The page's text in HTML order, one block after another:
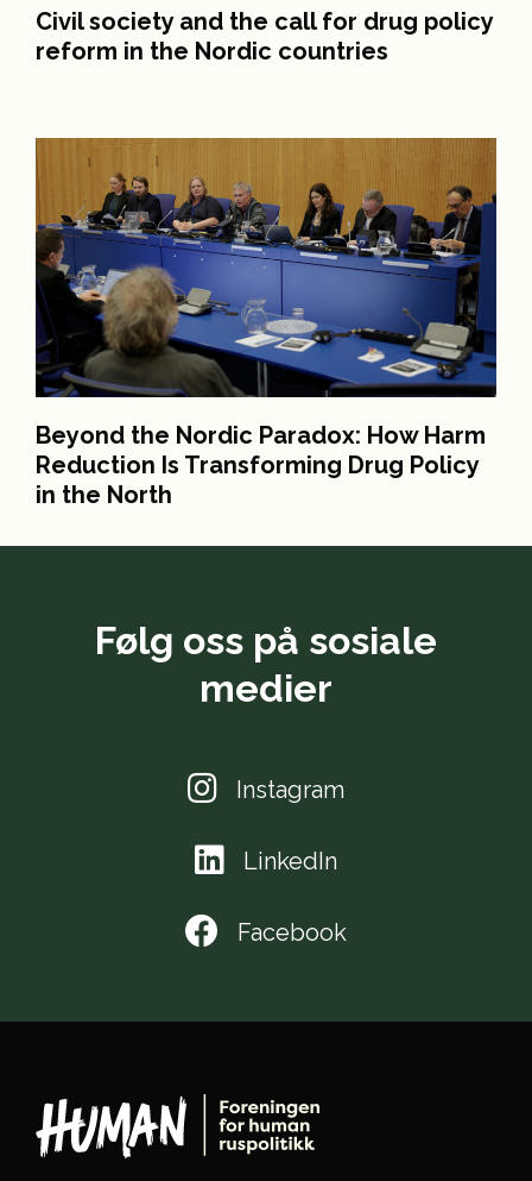
Civil society and the call for drug policy
reform in the Nordic countries
Beyond the Nordic Paradox: How Harm
Reduction Is Transforming Drug Policy
in the North
Følg oss på sosiale
medier
Instagram
LinkedIn
Facebook